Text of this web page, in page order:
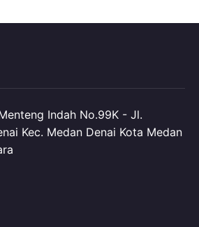
Indah No.99K - Jl.
Kec. Medan Denai Kota Medan